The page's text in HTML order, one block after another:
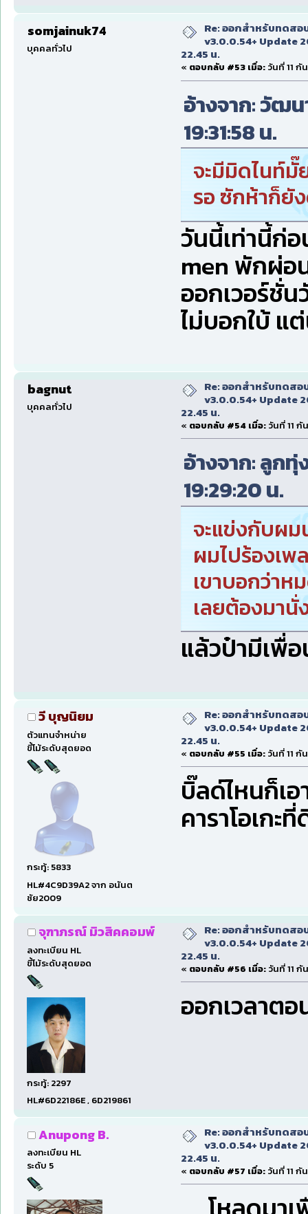
somjainuk74
บุคคลทั่วไป
Re: ออกสำหรับทดสอ
v3.0.0.54+ Update
22.45 น.
« ตอบกลับ #53 เมื่อ: วันที่ 11 กั
อ้างจาก: วัฒ
19:31:58 น.
จะมีมิดไนท์มั๊
รอ ซักห้าก็ยัง
วันนี้เท่านี้ก่
men พักผ่อ
ออกเวอร์ชั่
ไม่บอกใบ้ แ
bagnut
บุคคลทั่วไป
Re: ออกสำหรับทดสอ
v3.0.0.54+ Update
22.45 น.
« ตอบกลับ #54 เมื่อ: วันที่ 11 กั
อ้างจาก: ลูก
19:29:20 น.
จะแข่งกับผม
ผมไปร้องเพ
เขาบอกว่าห
เลยต้องมานั่
แล้วป๋ามีเพื่
วี บุญนิยม
ตัวแทนจำหน่าย
ขี้โม้ระดับสุดยอด
กระทู้: 5833
HL#4C9D39A2 จาก อนันต
ชัย2009
Re: ออกสำหรับทดสอ
v3.0.0.54+ Update
22.45 น.
« ตอบกลับ #55 เมื่อ: วันที่ 11 กั
บิ๊ลด์ไหนก็เ
คาราโอเกะ
จุฑาภรณ์ มิวสิคคอมพ์
ลงทะเบียน HL
ขี้โม้ระดับสุดยอด
กระทู้: 2297
HL#6D22186E , 6D219861
Re: ออกสำหรับทดสอ
v3.0.0.54+ Update
22.45 น.
« ตอบกลับ #56 เมื่อ: วันที่ 11
ออกเวลาตอ
Anupong B.
ลงทะเบียน HL
ระดับ 5
Re: ออกสำหรับทดสอ
v3.0.0.54+ Update
22.45 น.
« ตอบกลับ #57 เมื่อ: วันที่ 11 กั